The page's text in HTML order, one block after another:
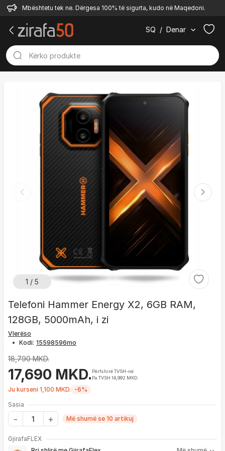
Mbështetu tek ne. Dërgesa 100% të sigurta, kudo në Maqedoni.
SQ / Denar
1 / 5
Telefoni Hammer Energy X2, 6GB RAM,
128GB, 5000mAh, i zi
Vlerëso
• Kodi:
18,790 MKD.
17,690 MKD.Përfshirë TVSH-në
Pa TVSH 14,992 MKD.
Ju kurseni 1,100 MKD. -6%
Sasia
Më shumë se 10 artikuj
GjirafaFLEX
-Prioritet